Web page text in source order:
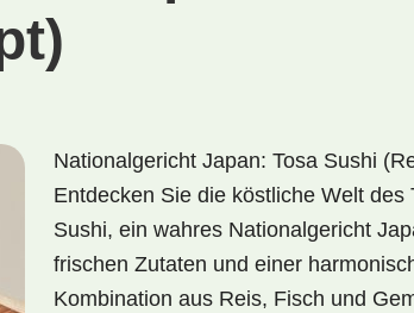
Nationalgericht Japan: Tosa Sushi
Entdecken Sie die köstliche Welt des
Sushi, ein wahres Nationalgericht
frischen Zutaten und einer
Kombination aus Reis, Fisch und